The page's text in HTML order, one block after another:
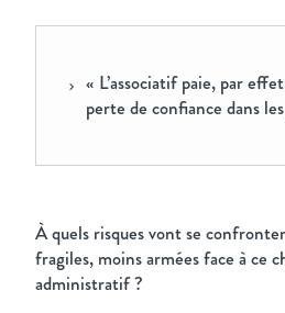
« L’associatif paie, par
perte de confiance dans
À quels risques vont se
fragiles, moins armées face à ce
administratif ?